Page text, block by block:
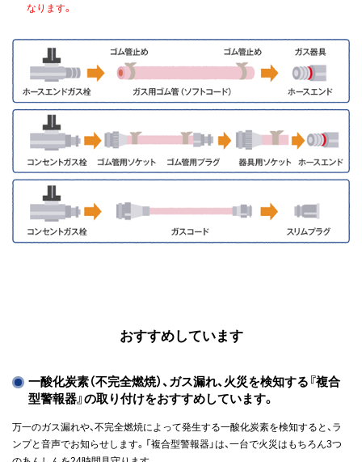
なります。
おすすめしています
一酸化炭素（不完全燃焼）、ガス漏れ、火災を検知する『複合
型警報器』の取り付けをおすすめしています。
万一のガス漏れや、不完全燃焼によって発生する一酸化炭素を検知すると、ラ
ンプと音声でお知らせします。「複合型警報器」は、一台で火災はもちろん3つ